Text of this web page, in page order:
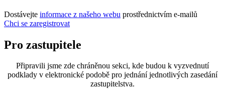
Dostávejte informace z našeho webu prostřednictvím e-mailů
Chci se zaregistrovat
Pro zastupitele
Připravili jsme zde chráněnou sekci, kde budou k vyzvednutí
podklady v elektronické podobě pro jednání jednotlivých zasedání
zastupitelstva.